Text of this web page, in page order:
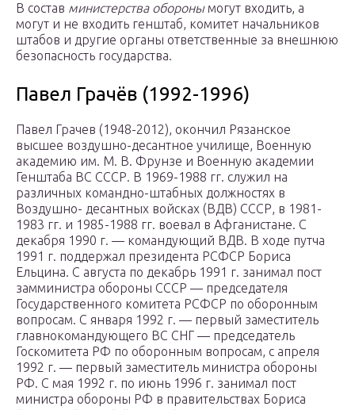
В состав министерства оборонымогут входить, а
могут и не входить генштаб, комитет начальников
штабов и другие органы ответственные за внешнюю
безопасность государства.
Павел Грачёв (1992-1996)
Павел Грачев (1948-2012), окончил Рязанское
высшее воздушно-десантное училище, Военную
академию им. М. В. Фрунзе и Военную академии
Генштаба ВС СССР. В 1969-1988 гг. служил на
различных командно-штабных должностях в
Воздушно- десантных войсках (ВДВ) СССР, в 1981-
1983 гг. и 1985-1988 гг. воевал в Афганистане. С
декабря 1990 г. — командующий ВДВ. В ходе путча
1991 г. поддержал президента РСФСР Бориса
Ельцина. С августа по декабрь 1991 г. занимал пост
замминистра обороны СССР — председателя
Государственного комитета РСФСР по оборонным
вопросам. С января 1992 г. — первый заместитель
главнокомандующего ВС СНГ — председатель
Госкомитета РФ по оборонным вопросам, с апреля
1992 г. — первый заместитель министра обороны
РФ. С мая 1992 г. по июнь 1996 г. занимал пост
министра обороны РФ в правительствах Бориса